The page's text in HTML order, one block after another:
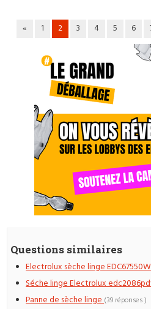
« 1 2 3 4 5 6
Questions similaires
Electrolux sèche linge
Séche linge Electrolux
Panne de sèche linge(39 réponses )